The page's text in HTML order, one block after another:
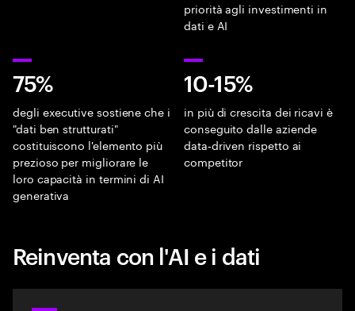
priorità agli investimenti in
dati e AI
75%
degli executive sostiene che i
"dati ben strutturati"
costituiscono l'elemento più
prezioso per migliorare le
loro capacità in termini di AI
generativa
10-15%
in più di crescita dei ricavi è
conseguito dalle aziende
data‑driven rispetto ai
competitor
Reinventa con l'AI e i dati